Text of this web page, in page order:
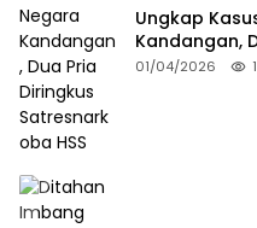
Ungkap
Kandangan,
Satresnarkoba
01/04/2026